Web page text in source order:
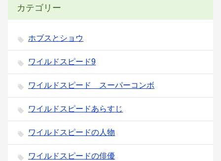
カテゴリー
ホブスとショウ
ワイルドスピード9
ワイルドスピード スーパーコンボ
ワイルドスピードあらすじ
ワイルドスピードの人物
ワイルドスピードの俳優